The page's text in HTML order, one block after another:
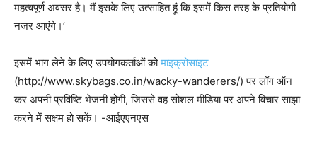
महत्वपूर्ण अवसर है। मैं इसके लिए उत्साहित हूं कि इसमें किस तरह के प्रतियोगी
नजर आएंगे।’
इसमें भाग लेने के लिए उपयोगकर्ताओं कोमाइक्रोसाइट
(http://www.skybags.co.in/wacky-wanderers/) पर लॉग ऑन
कर अपनी प्रविष्टि भेजनी होगी, जिससे वह सोशल मीडिया पर अपने विचार साझा
करने में सक्षम हो सकें। -आईएएनएस